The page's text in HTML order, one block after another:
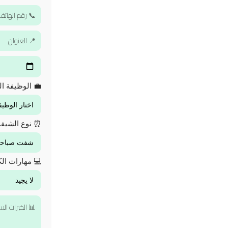
💼 الوظيفة
⏰ نوع
💻 مهارات